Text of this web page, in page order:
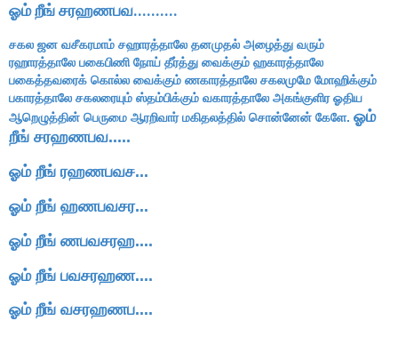
ஓம் றீங் சரஹணபவ..........
சகல ஜன வசீகரமாம் சஹாரத்தாலே தனமுதல் அழைத்து வரும்
ரஹாரத்தாலே பகைபிணி நோய் தீர்த்து வைக்கும் ஹகாரத்தாலே
பகைத்தவரைக் கொல்ல வைக்கும் ணகாரத்தாலே சகலமுமே மோஹிக்கும்
பகாரத்தாலே சகலரையும் ஸ்தம்பிக்கும் வகாரத்தாலே அகங்குளிர ஓதிய
ஆறெழுத்தின் பெருமை ஆரறிவார் மகிதலத்தில் சொன்னேன் கேளே. ஓம்
றீங் சரஹணபவ.....
ஓம் றீங் ரஹணபவச...
ஓம் றீங் ஹணபவசர...
ஓம் றீங் ணபவசரஹ....
ஓம் றீங் பவசரஹண....
ஓம் றீங் வசரஹணப....